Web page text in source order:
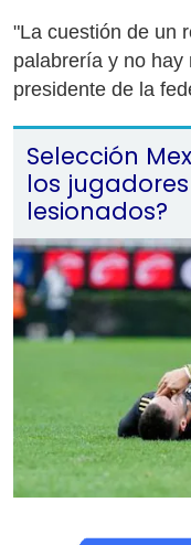
"La cuestión de un
palabrería y no hay
presidente de la
Selección
los
lesionados?